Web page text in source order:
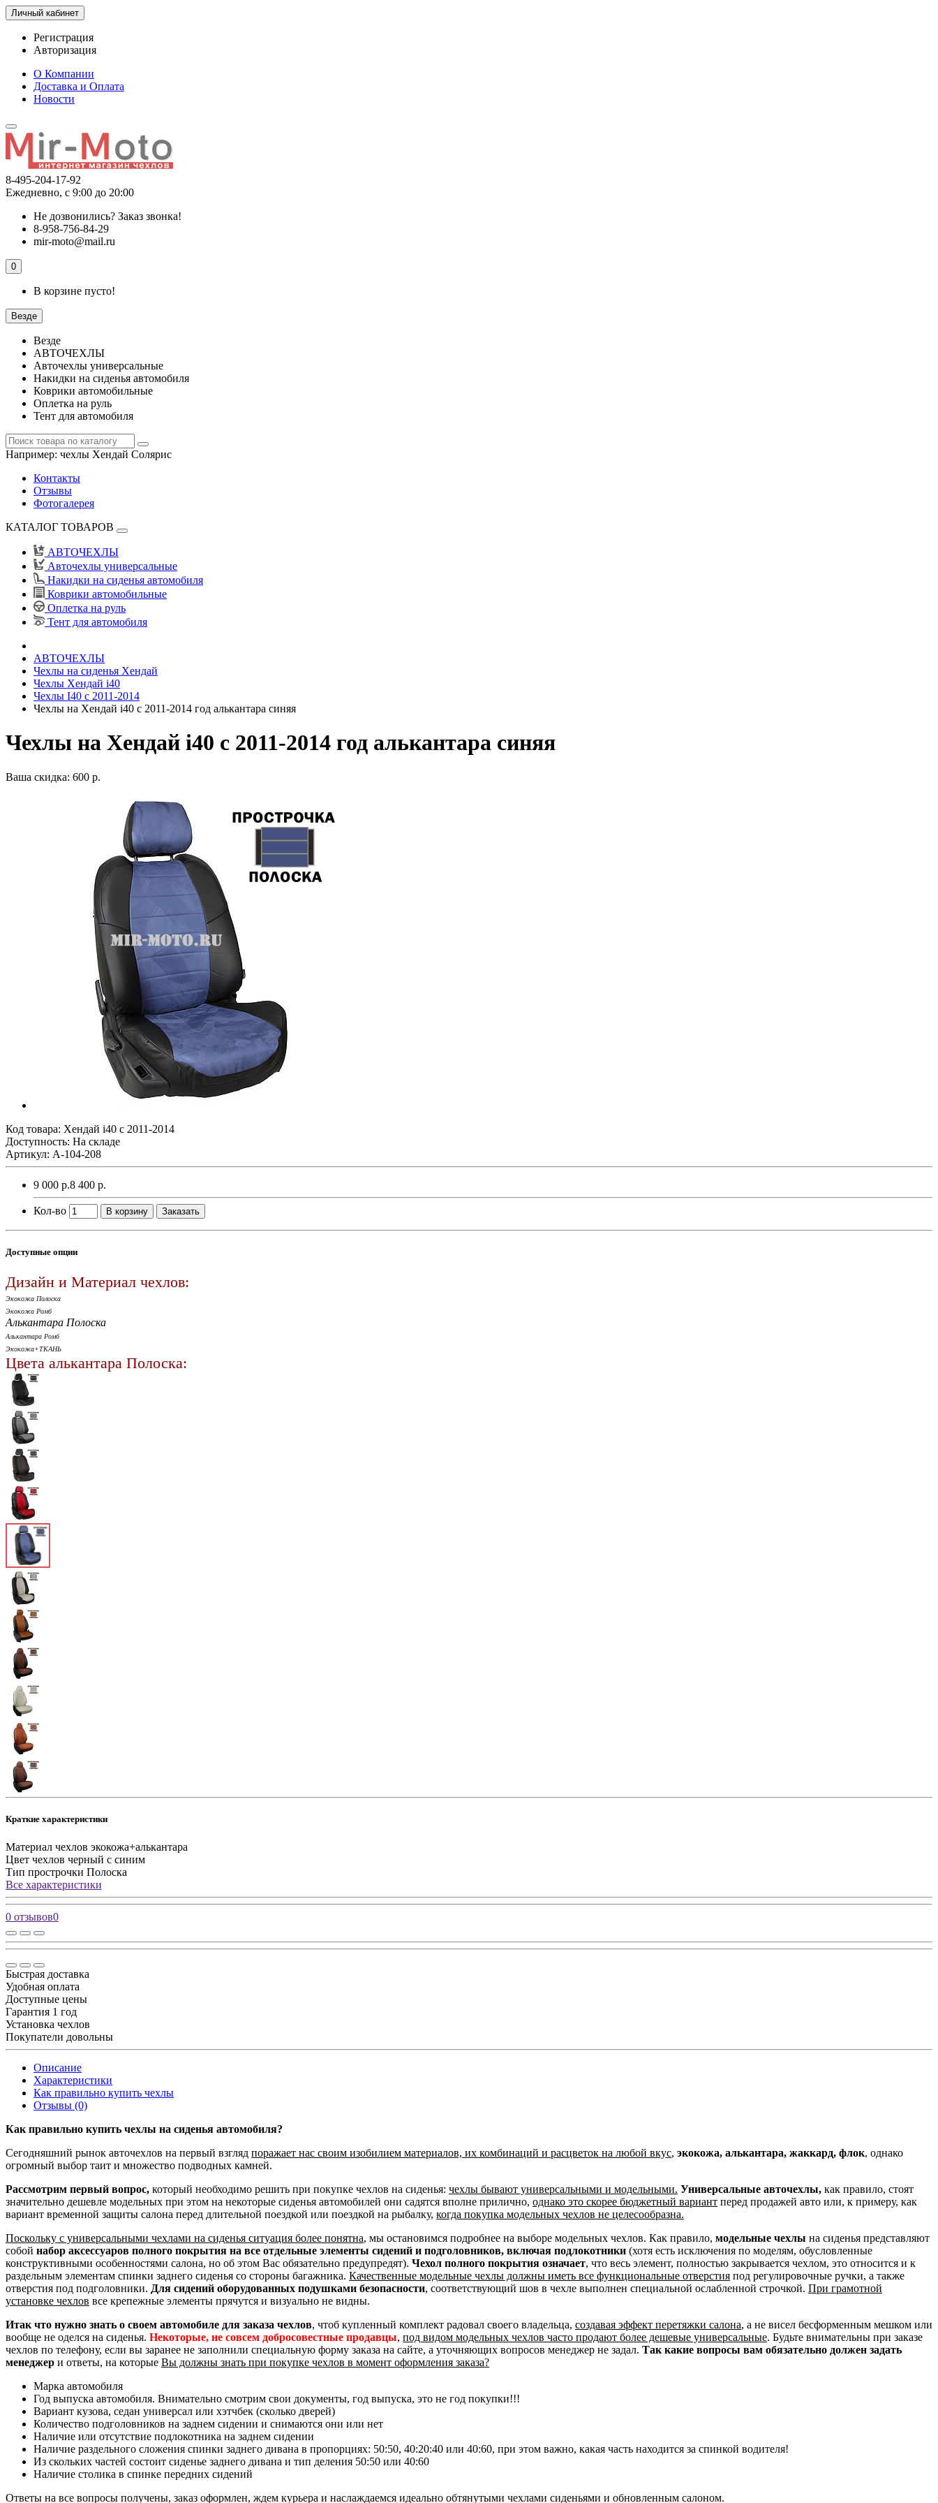
Личный кабинет
Регистрация
Авторизация
О Компании
Доставка и Оплата
Новости
8-495-204-17-92
Ежедневно, с 9:00 до 20:00
Не дозвонились? Заказ звонка!
8-958-756-84-29
mir-moto@mail.ru
0
В корзине пусто!
Везде
Везде
АВТОЧЕХЛЫ
Авточехлы универсальные
Накидки на сиденья автомобиля
Коврики автомобильные
Оплетка на руль
Тент для автомобиля
Например: чехлы Хендай Солярис
Контакты
Отзывы
Фотогалерея
КАТАЛОГ ТОВАРОВ
АВТОЧЕХЛЫ
Авточехлы универсальные
Накидки на сиденья автомобиля
Коврики автомобильные
Оплетка на руль
Тент для автомобиля
АВТОЧЕХЛЫ
Чехлы на сиденья Хендай
Чехлы Хендай i40
Чехлы I40 c 2011-2014
Чехлы на Хендай i40 с 2011-2014 год алькантара синяя
Чехлы на Хендай i40 с 2011-2014 год алькантара синяя
Ваша скидка: 600 р.
Код товара: Хендай i40 с 2011-2014
Доступность: На складе
Артикул: A-104-208
9 000 р.8 400 р.
Кол-во В корзину Заказать
Доступные опции
Дизайн и Материал чехлов:
Экокожа Полоска
Экокожа Ромб
Алькантара Полоска
Алькантара Ромб
Экокожа+ТКАНЬ
Цвета алькантара Полоска:
Краткие характеристики
Материал чехлов экокожа+алькантара
Цвет чехлов черный с синим
Тип прострочки Полоска
Все характеристики
0 отзывов0
Быстрая доставка
Удобная оплата
Доступные цены
Гарантия 1 год
Установка чехлов
Покупатели довольны
Описание
Характеристики
Как правильно купить чехлы
Отзывы (0)
Как правильно купить чехлы на сиденья автомобиля?
Сегодняшний рынок авточехлов на первый взгляд поражает нас своим изобилием материалов, их комбинаций и расцветок на любой вкус, экокожа, алькантара, жаккард, флок, однако
огромный выбор таит и множество подводных камней.
Рассмотрим первый вопрос, который необходимо решить при покупке чехлов на сиденья: чехлы бывают универсальными и модельными. Универсальные авточехлы, как правило, стоят
значительно дешевле модельных при этом на некоторые сиденья автомобилей они садятся вполне прилично, однако это скорее бюджетный вариант перед продажей авто или, к примеру, как
вариант временной защиты салона перед длительной поездкой или поездкой на рыбалку, когда покупка модельных чехлов не целесообразна.
Поскольку с универсальными чехлами на сиденья ситуация более понятна, мы остановимся подробнее на выборе модельных чехлов. Как правило, модельные чехлы на сиденья представляют
собой набор аксессуаров полного покрытия на все отдельные элементы сидений и подголовников, включая подлокотники (хотя есть исключения по моделям, обусловленные
конструктивными особенностями салона, но об этом Вас обязательно предупредят). Чехол полного покрытия означает, что весь элемент, полностью закрывается чехлом, это относится и к
раздельным элементам спинки заднего сиденья со стороны багажника. Качественные модельные чехлы должны иметь все функциональные отверстия под регулировочные ручки, а также
отверстия под подголовники. Для сидений оборудованных подушками безопасности, соответствующий шов в чехле выполнен специальной ослабленной строчкой. При грамотной
установке чехлов все крепежные элементы прячутся и визуально не видны.
Итак что нужно знать о своем автомобиле для заказа чехлов, чтоб купленный комплект радовал своего владельца, создавая эффект перетяжки салона, а не висел бесформенным мешком или
вообще не оделся на сиденья. Некоторые, не совсем добросовестные продавцы, под видом модельных чехлов часто продают более дешевые универсальные. Будьте внимательны при заказе
чехлов по телефону, если вы заранее не заполнили специальную форму заказа на сайте, а уточняющих вопросов менеджер не задал. Так какие вопросы вам обязательно должен задать
менеджер и ответы, на которые Вы должны знать при покупке чехлов в момент оформления заказа?
Марка автомобиля
Год выпуска автомобиля. Внимательно смотрим свои документы, год выпуска, это не год покупки!!!
Вариант кузова, седан универсал или хэтчбек (сколько дверей)
Количество подголовников на заднем сидении и снимаются они или нет
Наличие или отсутствие подлокотника на заднем сидении
Наличие раздельного сложения спинки заднего дивана в пропорциях: 50:50, 40:20:40 или 40:60, при этом важно, какая часть находится за спинкой водителя!
Из скольких частей состоит сиденье заднего дивана и тип деления 50:50 или 40:60
Наличие столика в спинке передних сидений
Ответы на все вопросы получены, заказ оформлен, ждем курьера и наслаждаемся идеально обтянутыми чехлами сиденьями и обновленным салоном.